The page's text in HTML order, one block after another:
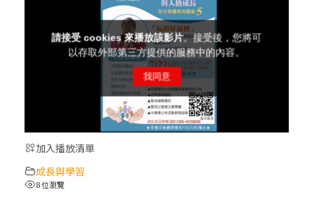
【信仰之旅】第十一集：「教 會」—林必能
神父
【信仰之旅】第十集：「逾越奧蹟」— 錢玲
珠老師
(5)黃敏正主教帶你做「四旬期避靜」—【逾
加入播放清單
成長與學習
8 位瀏覽